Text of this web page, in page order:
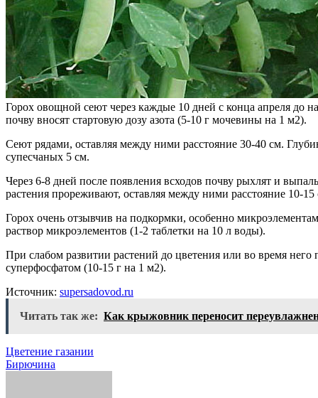
Горох овощной сеют через каждые 10 дней с конца апреля до
почву вносят стартовую дозу азота (5-10 г мочевины на 1 м2).
Сеют рядами, оставляя между ними расстояние 30-40 см.
супесчаных 5 см.
Через 6-8 дней после появления всходов почву рыхлят и
растения прореживают, оставляя между ними расстояние 10-15
Горох очень отзывчив на подкормки, особенно
раствор микроэлементов (1-2 таблетки на 10 л воды).
При слабом развитии растений до цветения или во время
суперфосфатом (10-15 г на 1 м2).
Источник: supersadovod.ru
Читать так же: Как крыжовник переносит
Навигация
по
Цветение газании
Бирючина